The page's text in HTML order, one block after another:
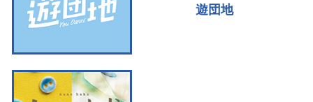
遊団地